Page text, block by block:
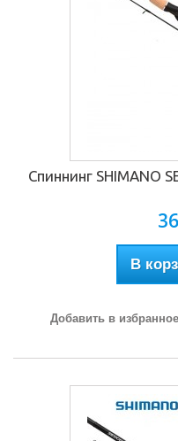
Спиннинг SHIMANO
В
Добавить в избранное